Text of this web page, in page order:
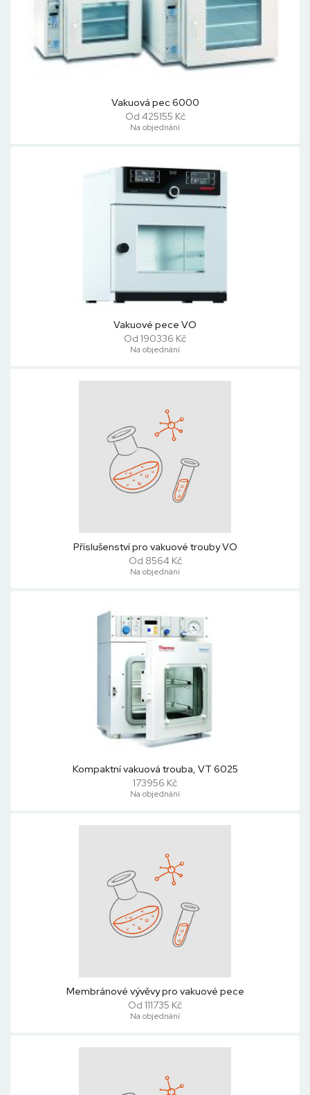
Vakuová pec 6000
Od 425155 Kč
Na objednání
Vakuové pece VO
Od 190336 Kč
Na objednání
Příslušenství pro vakuové trouby VO
Od 8564 Kč
Na objednání
Kompaktní vakuová trouba, VT 6025
173956 Kč
Na objednání
Membránové vývěvy pro vakuové pece
Od 111735 Kč
Na objednání